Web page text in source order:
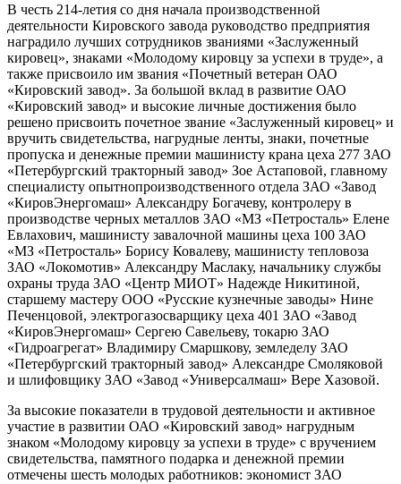
В честь 214-летия со дня начала производственной
деятельности Кировского завода руководство предприятия
наградило лучших сотрудников званиями «Заслуженный
кировец», знаками «Молодому кировцу за успехи в труде», а
также присвоило им звания «Почетный ветеран ОАО
«Кировский завод». За большой вклад в развитие ОАО
«Кировский завод» и высокие личные достижения было
решено присвоить почетное звание «3аслуженный кировец» и
вручить свидетельства, нагрудные ленты, знаки, почетные
пропуска и денежные премии машинисту крана цеха 277 ЗАО
«Петербургский тракторный завод» Зое Астаповой, главному
специалисту опытно­производственного отдела ЗАО «Завод
«Киров­Энергомаш» Александру Богачеву, контролеру в
производстве черных металлов ЗАО «МЗ «Петросталь» Елене
Евлахович, машинисту завалочной машины цеха 100 ЗАО
«МЗ «Петросталь» Борису Ковалеву, машинисту тепловоза
ЗАО «Локомотив» Александру Маслаку, начальнику службы
охраны труда ЗАО «Центр МИОТ» Надежде Никитиной,
старшему мастеру ООО «Русские кузнечные заводы» Нине
Печенцовой, электрогазосварщику цеха 401 ЗАО «Завод
«Киров­Энергомаш» Сергею Савельеву, токарю ЗАО
«Гидроагрегат» Владимиру Смаршкову, земледелу ЗАО
«Петербургский тракторный завод» Александре Смоляковой
и шлифовщику ЗАО «Завод «Универсалмаш» Вере Хазовой.
За высокие показатели в трудовой деятельности и активное
участие в развитии ОАО «Кировский завод» нагрудным
знаком «Молодому кировцу за успехи в труде» с вручением
свидетельства, памятного подарка и денежной премии
отмечены шесть молодых работников: экономист ЗАО